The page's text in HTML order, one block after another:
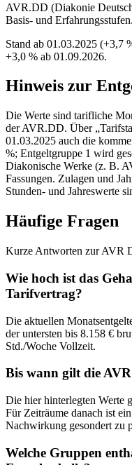
AVR.DD (Diakonie
Basis- und Erfahrungsstufen.
Stand ab 01.03.2025 (+3,7
+3,0 % ab 01.09.2026.
Hinweis zur
Die Werte sind tarifliche
der AVR.DD. Über
01.03.2025 auch die
%; Entgeltgruppe 1 wird
Diakonische Werke (z. B.
Fassungen. Zulagen und
Stunden- und Jahreswerte
Häufige Fragen
Kurze Antworten zur AVR
Wie hoch ist das
Tarifvertrag?
Die aktuellen
der untersten bis 8.158 €
Std./Woche Vollzeit.
Bis wann gilt die
Die hier hinterlegten Werte
Für Zeiträume danach ist
Nachwirkung gesondert zu
Welche Gruppen